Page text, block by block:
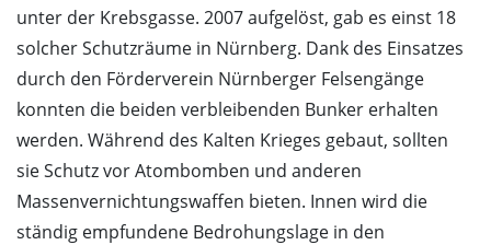
unter der Krebsgasse. 2007 aufgelöst, gab es einst 18
solcher Schutzräume in Nürnberg. Dank des Einsatzes
durch den Förderverein Nürnberger Felsengänge
konnten die beiden verbleibenden Bunker erhalten
werden. Während des Kalten Krieges gebaut, sollten
sie Schutz vor Atombomben und anderen
Massenvernichtungswaffen bieten. Innen wird die
ständig empfundene Bedrohungslage in den